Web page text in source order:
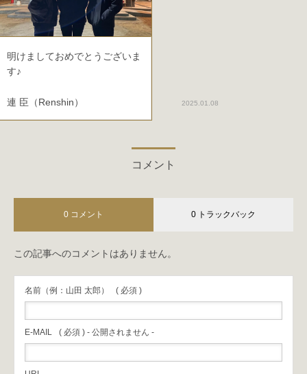
明けましておめでとうございま
す♪
連 臣（Renshin） 2025.01.08
コメント
0 コメント 0 トラックバック
この記事へのコメントはありません。
名前（例：山田 太郎） ( 必須 )
E-MAIL ( 必須 ) - 公開されません -